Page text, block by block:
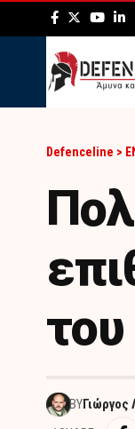
Defenceline >
BYΓιώργος